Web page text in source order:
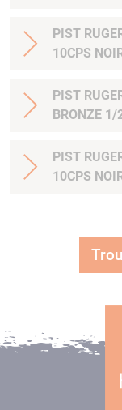
PIST
10CPS
PIST
BRONZE
PIST
10CPS